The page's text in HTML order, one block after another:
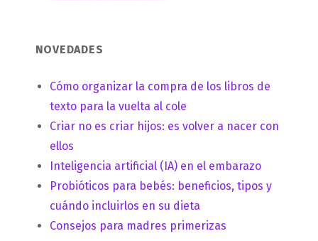
NOVEDADES
Cómo organizar la compra de los libros de
texto para la vuelta al cole
Criar no es criar hijos: es volver a nacer con
ellos
Inteligencia artificial (IA) en el embarazo
Probióticos para bebés: beneficios, tipos y
cuándo incluirlos en su dieta
Consejos para madres primerizas